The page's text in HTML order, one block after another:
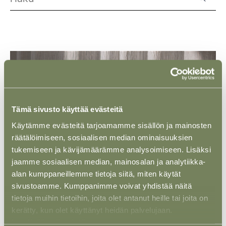
Tämä sivusto käyttää evästeitä
Käytämme evästeitä tarjoamamme sisällön ja mainosten
räätälöimiseen, sosiaalisen median ominaisuuksien
tukemiseen ja kävijämäärämme analysoimiseen. Lisäksi
jaamme sosiaalisen median, mainosalan ja analytiikka-
alan kumppaneillemme tietoja siitä, miten käytät
sivustoamme. Kumppanimme voivat yhdistää näitä
tietoja muihin tietoihin, joita olet antanut heille tai joita on
kerätty, kun olet käyttänyt heidän palvelujaan.
NÄKÖKULMA 29 TAMMI 2026
Harjoitteluohjelmamme uudistuvat